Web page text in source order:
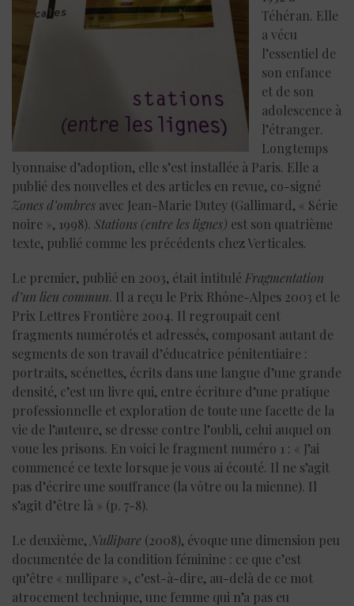
Téhéran. Elle
a vécu
l’essentiel de
son enfance
et de son
adolescence à
l’étranger.
Longtemps
lyonnaise d’adoption, elle s’est installée à Paris. Elle a
publié des nouvelles et des articles en revue, co-signé
Zones d’ombres avec Jean-Marie Dutey (Gallimard, « Série
noire », 1998). Stations (entre les lignes) est son quatrième
texte, publié comme les précédents chez Verticales.
Le premier, publié en 2003, était intitulé Fragmentation
d’un lieu commun. Il a reçu le Prix Rhône-Alpes 2003 et le
Prix Lettres Frontière 2004. Il regroupait cent
fragments numérotés et adressés, composant autant de
segments de son travail d’éducatrice pénitentiaire :
portraits, scénettes, écrits dans une langue d’une grande
densité, c’est un livre qui, entre écriture d’une pratique
professionnelle et exploration de toute une facette de la
vie de l’auteure, se dresse contre l’oubli, celui auquel on
voue les prisons. En voici le fragment numéro 1 : « J’ai
commencé ce texte lorsque je vous ai écouté. Il ne s’agit
pas d’écrire une souffrance (la vôtre ou la mienne). Il
s’agit d’être là » (p. 7-8).
Le deuxième, Nullipare (2008), évoque une dimension peu
documentée de la condition féminine : ce que c’est
qu’être « nullipare », c’est-à-dire, au-delà de ce mot
atrocement technique, une femme qui n’a pas eu